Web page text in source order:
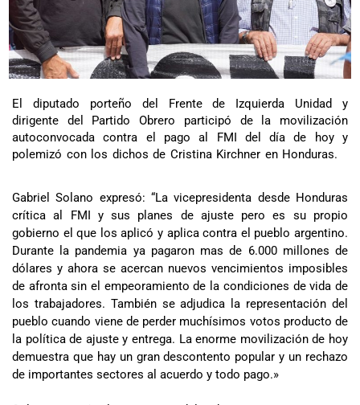
El diputado porteño del Frente de Izquierda Unidad y
dirigente del Partido Obrero participó de la movilización
autoconvocada contra el pago al FMI del día de hoy y
polemizó con los dichos de Cristina Kirchner en Honduras.
Gabriel Solano expresó: “La vicepresidenta desde Honduras
crítica al FMI y sus planes de ajuste pero es su propio
gobierno el que los aplicó y aplica contra el pueblo argentino.
Durante la pandemia ya pagaron mas de 6.000 millones de
dólares y ahora se acercan nuevos vencimientos imposibles
de afronta sin el empeoramiento de la condiciones de vida de
los trabajadores. También se adjudica la representación del
pueblo cuando viene de perder muchísimos votos producto de
la política de ajuste y entrega. La enorme movilización de hoy
demuestra que hay un gran descontento popular y un rechazo
de importantes sectores al acuerdo y todo pago.»